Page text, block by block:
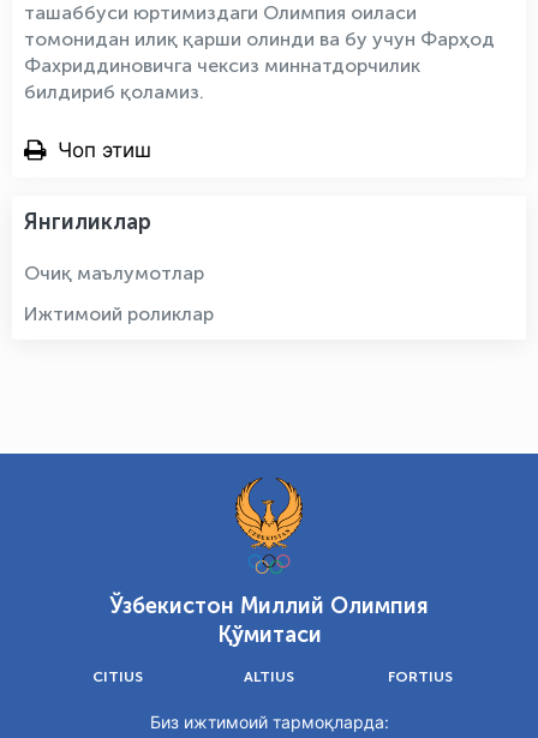
ташаббуси юртимиздаги Олимпия оиласи
томонидан илиқ қарши олинди ва бу учун Фарҳод
Фахриддиновичга чексиз миннатдорчилик
билдириб қоламиз.
Чоп этиш
Янгиликлар
Очиқ маълумотлар
Ижтимоий роликлар
Ўзбекистон Миллий Олимпия
Қўмитаси
CITIUS ALTIUS FORTIUS
Биз ижтимоий тармоқларда: